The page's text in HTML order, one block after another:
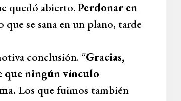
quedó abierto.Perdonar en
que se sana en un plano, tarde
conclusión. “Gracias,
que ningún vínculo
Los que fuimos también